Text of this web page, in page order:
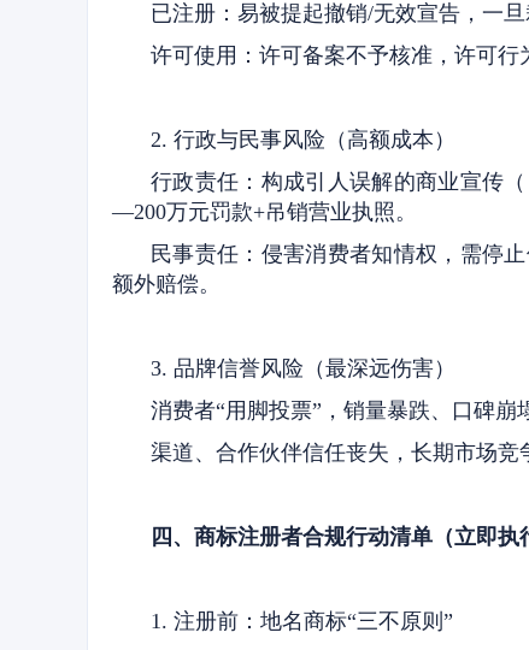
已注册：易被提起撤销/无效宣告，一
许可使用：许可备案不予核准，许可行
2. 行政与民事风险（高额成本）
行政责任：构成引人误解的商业宣传
—200万元罚款+吊销营业执照。
民事责任：侵害消费者知情权，需停
额外赔偿。
3. 品牌信誉风险（最深远伤害）
消费者“用脚投票”，销量暴跌、口碑崩
渠道、合作伙伴信任丧失，长期市场竞
四、商标注册者合规行动清单（立即执
1. 注册前：地名商标“三不原则”